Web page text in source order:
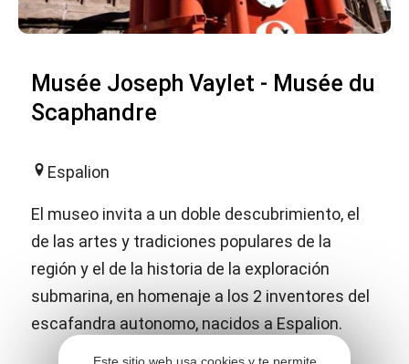
Musée Joseph Vaylet - Musée du
Scaphandre
Espalion
El museo invita a un doble descubrimiento, el
de las artes y tradiciones populares de la
región y el de la historia de la exploración
submarina, en homenaje a los 2 inventores del
escafandra autonomo, nacidos a Espalion.